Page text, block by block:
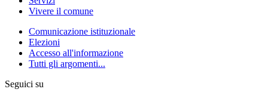
Vivere il comune
Comunicazione istituzionale
Elezioni
Accesso all'informazione
Tutti gli argomenti...
Seguici su